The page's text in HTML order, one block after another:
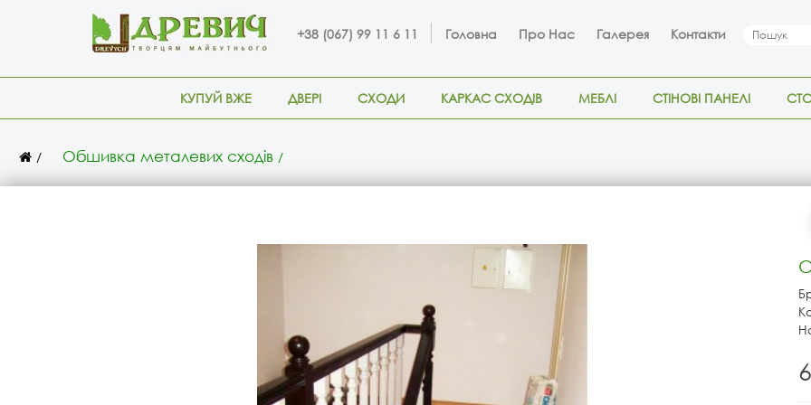
+38 (067) 99 11 6 11 Головна Про Нас Галерея Контакти
КУПУЙ ВЖЕ ДВЕРІ СХОДИ КАРКАС СХОДІВ МЕБЛІ СТІНОВІ ПАНЕЛІ
Обшивка металевих сходів